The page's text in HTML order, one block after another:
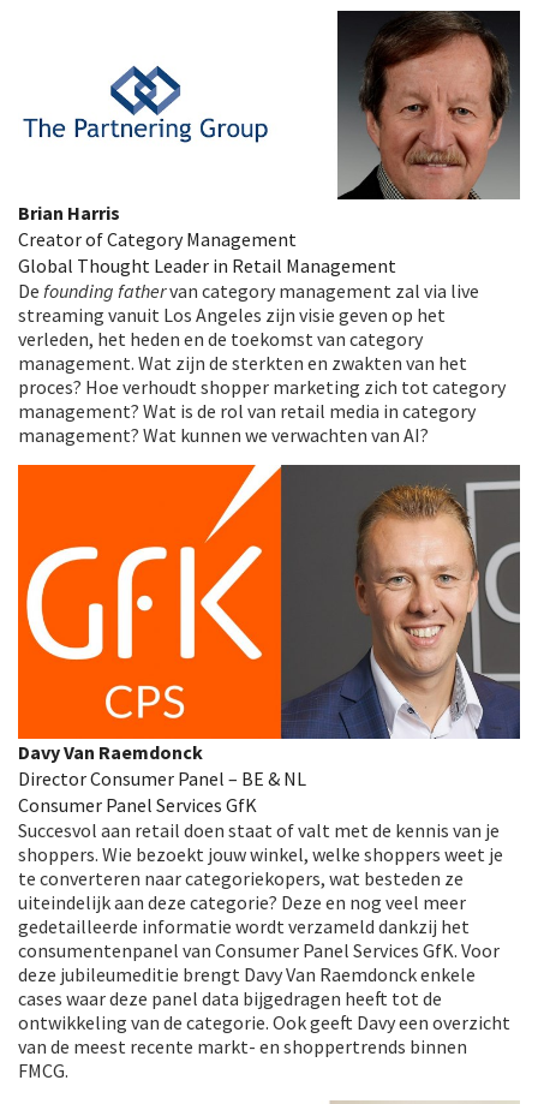
Brian Harris
Creator of Category Management
Global Thought Leader in Retail Management
De founding fathervan category management zal via live
streaming vanuit Los Angeles zijn visie geven op het
verleden, het heden en de toekomst van category
management. Wat zijn de sterkten en zwakten van het
proces? Hoe verhoudt shopper marketing zich tot category
management? Wat is de rol van retail media in category
management? Wat kunnen we verwachten van AI?
Davy Van Raemdonck
Director Consumer Panel – BE & NL
Consumer Panel Services GfK
Succesvol aan retail doen staat of valt met de kennis van je
shoppers. Wie bezoekt jouw winkel, welke shoppers weet je
te converteren naar categoriekopers, wat besteden ze
uiteindelijk aan deze categorie? Deze en nog veel meer
gedetailleerde informatie wordt verzameld dankzij het
consumentenpanel van Consumer Panel Services GfK. Voor
deze jubileumeditie brengt Davy Van Raemdonck enkele
cases waar deze panel data bijgedragen heeft tot de
ontwikkeling van de categorie. Ook geeft Davy een overzicht
van de meest recente markt- en shoppertrends binnen
FMCG.